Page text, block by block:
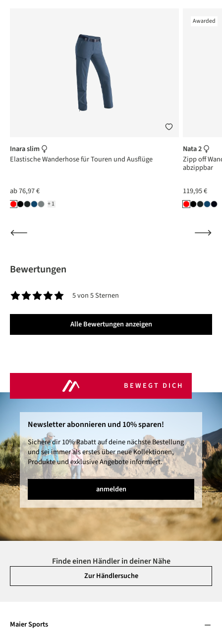
+1
Inara slim
Elastische Wanderhose für Touren und Ausflüge
ab76,97 €
Awarded
Nata 2
Zipp off
abzippbar
119,95 €
Bewertungen
5 von 5 Sternen
Alle Bewertungen anzeigen
BEWEGT DICH
Newsletter abonnieren und 10% sparen!
Sichere dir 10% Rabatt auf deine nächste Bestellung
und sei immer als erstes über neue Kollektionen,
Produkte und exklusive Angebote informiert.
anmelden
Finde einen Händler in deiner Nähe
Zur Händlersuche
Maier Sports